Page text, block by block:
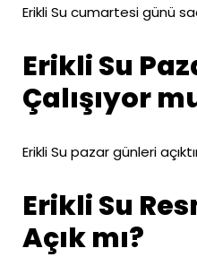
Erikli Su cumartesi günü
Erikli Su
Çalışıyor
Erikli Su pazar günleri
Erikli Su
Açık mı?